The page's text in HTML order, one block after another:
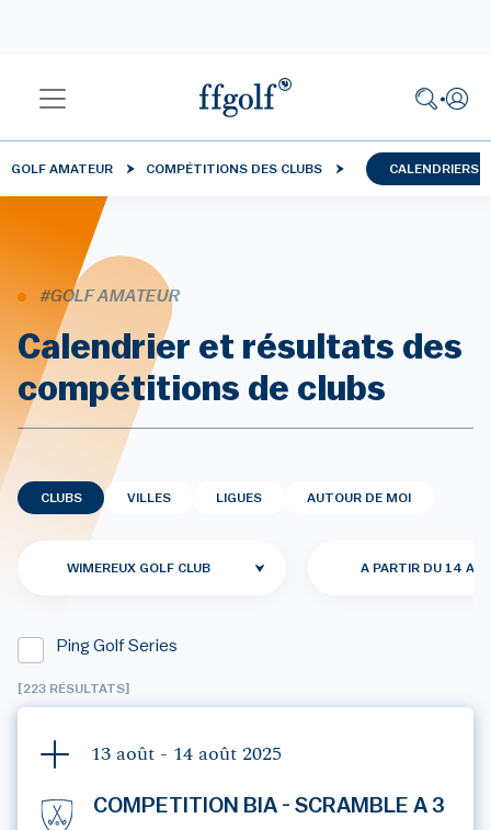
GOLF AMATEUR COMPÉTITIONS DES CLUBS CALENDRIERS
#GOLF AMATEUR
Calendrier et résultats des
compétitions de clubs
CLUBS VILLES LIGUES AUTOUR DE MOI
WIMEREUX GOLF CLUB A PARTIR DU 14
Ping Golf Series
[223 RÉSULTATS]
13 août - 14 août 2025
COMPETITION BIA - SCRAMBLE A 3